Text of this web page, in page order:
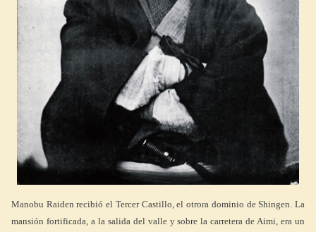
Manobu Raiden recibió el Tercer Castillo, el otrora dominio de Shingen. La
mansión fortificada, a la salida del valle y sobre la carretera de Aimi, era un